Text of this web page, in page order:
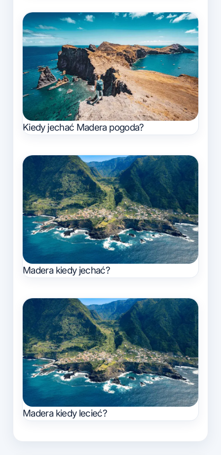
Kiedy jechać Madera pogoda?
Madera kiedy jechać?
Madera kiedy lecieć?